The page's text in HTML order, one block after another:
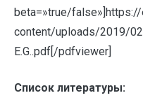
beta=»true/
content/uploads/2019/
E.G..pdf[/pdfviewer]
Список литературы: